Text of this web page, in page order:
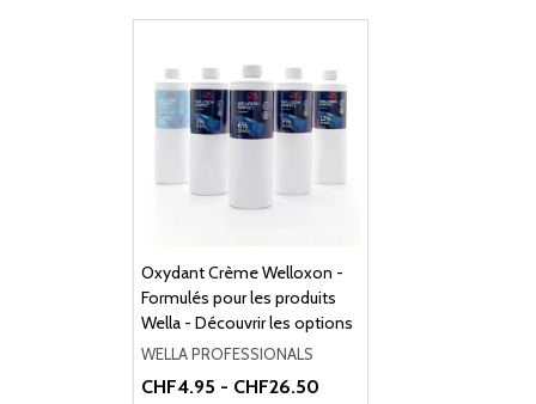
Oxydant Crème Welloxon -
Formulés pour les produits
Wella - Découvrir les options
WELLA PROFESSIONALS
CHF4.95 - CHF26.50